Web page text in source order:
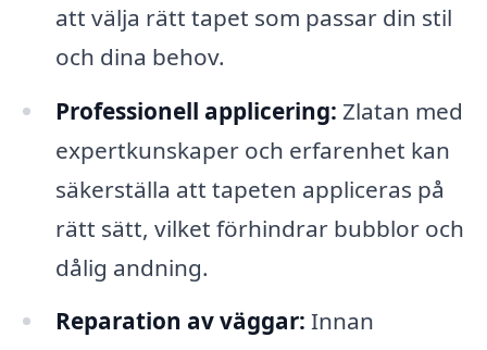
att välja rätt tapet som passar din stil
och dina behov.
Professionell applicering: Zlatan med
expertkunskaper och erfarenhet kan
säkerställa att tapeten appliceras på
rätt sätt, vilket förhindrar bubblor och
dålig andning.
Reparation av väggar: Innan